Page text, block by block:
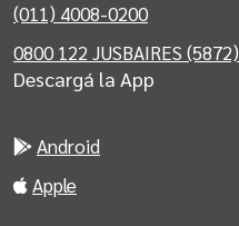
(011) 4008-0200
0800 122 JUSBAIRES (5872)
Descargá la App
Android
Apple